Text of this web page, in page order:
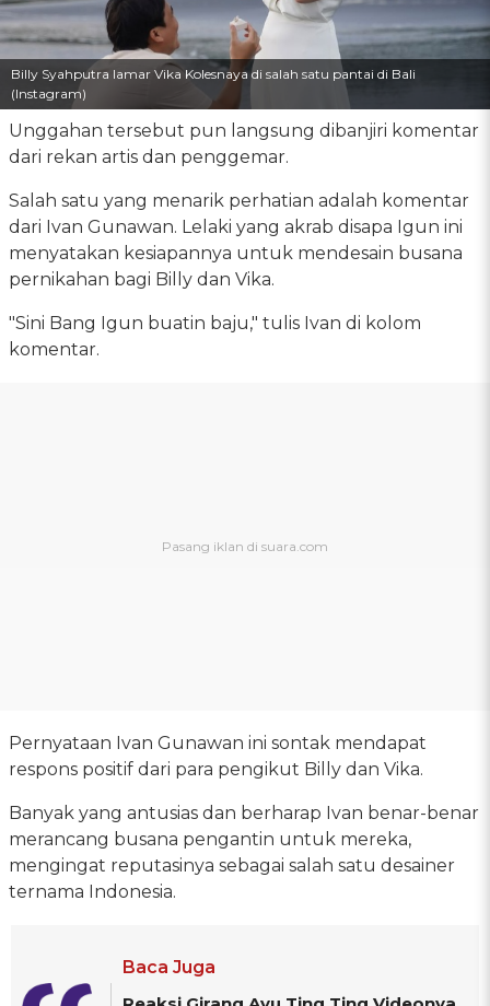
Billy Syahputra lamar Vika Kolesnaya di salah satu pantai di Bali
(Instagram)
Unggahan tersebut pun langsung dibanjiri komentar
dari rekan artis dan penggemar.
Salah satu yang menarik perhatian adalah komentar
dari Ivan Gunawan. Lelaki yang akrab disapa Igun ini
menyatakan kesiapannya untuk mendesain busana
pernikahan bagi Billy dan Vika.
"Sini Bang Igun buatin baju," tulis Ivan di kolom
komentar.
Pernyataan Ivan Gunawan ini sontak mendapat
respons positif dari para pengikut Billy dan Vika.
Banyak yang antusias dan berharap Ivan benar-benar
merancang busana pengantin untuk mereka,
mengingat reputasinya sebagai salah satu desainer
ternama Indonesia.
Baca Juga